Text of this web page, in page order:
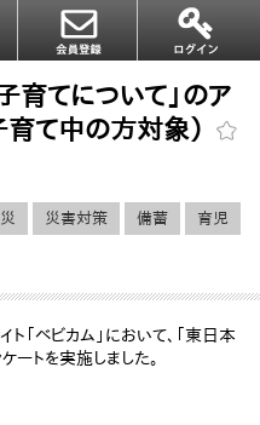
育てについて」のア
育て中の方対象）
災害対策 備蓄 育児
「ベビカム」において、「東日本
ートを実施しました。